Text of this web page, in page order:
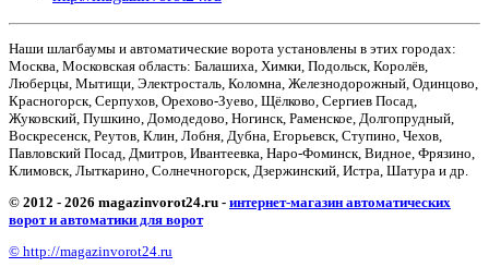
Наши шлагбаумы и автоматические ворота установлены в этих городах:
Москва, Московская область: Балашиха, Химки, Подольск, Королёв,
Люберцы, Мытищи, Электросталь, Коломна, Железнодорожный, Одинцово,
Красногорск, Серпухов, Орехово-Зуево, Щёлково, Сергиев Посад,
Жуковский, Пушкино, Домодедово, Ногинск, Раменское, Долгопрудный,
Воскресенск, Реутов, Клин, Лобня, Дубна, Егорьевск, Ступино, Чехов,
Павловский Посад, Дмитров, Ивантеевка, Наро-Фоминск, Видное, Фрязино,
Климовск, Лыткарино, Солнечногорск, Дзержинский, Истра, Шатура и др.
© 2012 - 2026 magazinvorot24.ru - интернет-магазин автоматических
ворот и автоматики для ворот
© http://magazinvorot24.ru